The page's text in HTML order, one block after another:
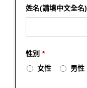
姓名(請填中文全名)
性別 *
女性 男性